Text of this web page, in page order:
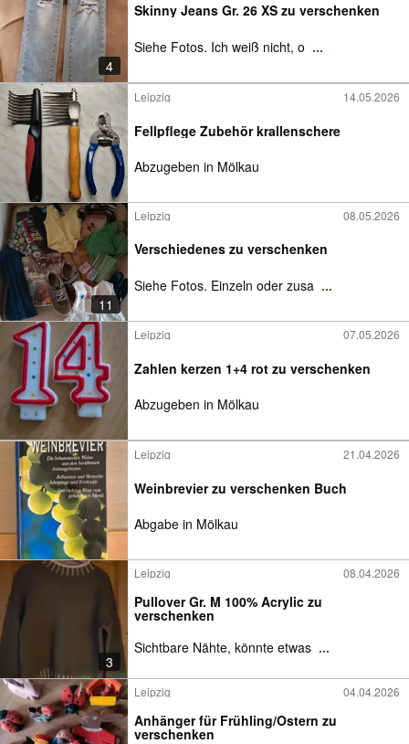
4
Skinny Jeans Gr. 26 XS zu verschenken
Siehe Fotos. Ich weiß nicht, o ...
Leipzig 14.05.2026
Fellpflege Zubehör krallenschere
Abzugeben in Mölkau
11
Leipzig 08.05.2026
Verschiedenes zu verschenken
Siehe Fotos. Einzeln oder zusa ...
Leipzig 07.05.2026
Zahlen kerzen 1+4 rot zu verschenken
Abzugeben in Mölkau
Leipzig 21.04.2026
Weinbrevier zu verschenken Buch
Abgabe in Mölkau
3
Leipzig 08.04.2026
Pullover Gr. M 100% Acrylic zu
verschenken
Sichtbare Nähte, könnte etwas ...
Leipzig 04.04.2026
Anhänger für Frühling/Ostern zu
verschenken